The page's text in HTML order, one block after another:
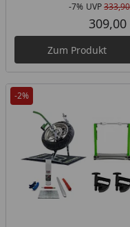
-7% UVP
309,00
Zum Produkt
-2%